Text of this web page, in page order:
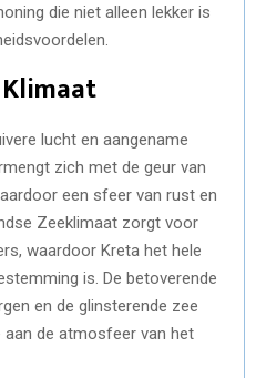
die niet alleen lekker is
lucht en aangename
zich met de geur van
een sfeer van rust en
Zeeklimaat zorgt voor
waardoor Kreta het hele
is. De betoverende
en de glinsterende zee
aan de atmosfeer van het